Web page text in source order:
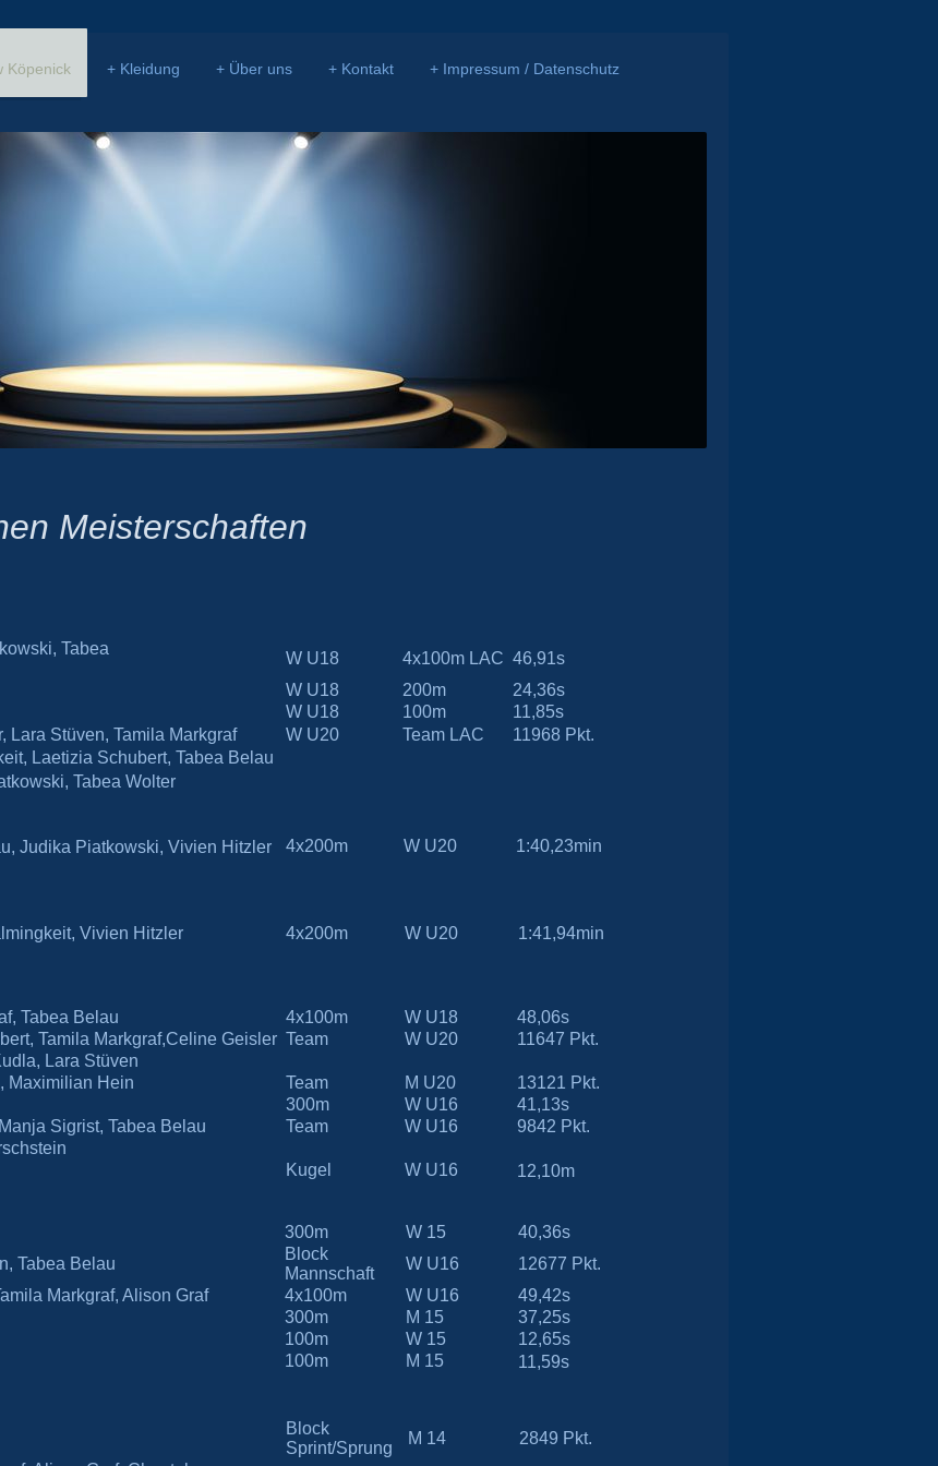
Köpenick Kleidung Über uns Kontakt Impressum / Datenschutz
Meisterschaften
Tabea
W U18 4x100m LAC 46,91s
W U18 200m
24,36s
W U18 100m
11,85s
Lara Stüven, Tamila Markgraf W U20 Team LAC
11968 Pkt.
Laetizia Schubert, Tabea Belau
Tabea Wolter
Judika Piatkowski, Vivien Hitzler 4x200m W U20 1:40,23min
Vivien Hitzler 4x200m W U20 1:41,94min
Tabea Belau 4x100m W U18
48,06s
Tamila Markgraf,Celine Geisler Team W U20
11647 Pkt.
Lara Stüven
Maximilian Hein Team M U20
13121 Pkt.
300m W U16
41,13s
Sigrist, Tabea Belau Team W U16
9842 Pkt.
Kugel W U16 12,10m
300m W 15
40,36s
Tabea Belau
Block
Mannschaft
W U16
12677 Pkt.
Markgraf, Alison Graf 4x100m W U16
49,42s
300m M 15
37,25s
100m W 15
12,65s
100m M 15 11,59s
Block
Sprint/Sprung
M 14
2849 Pkt.